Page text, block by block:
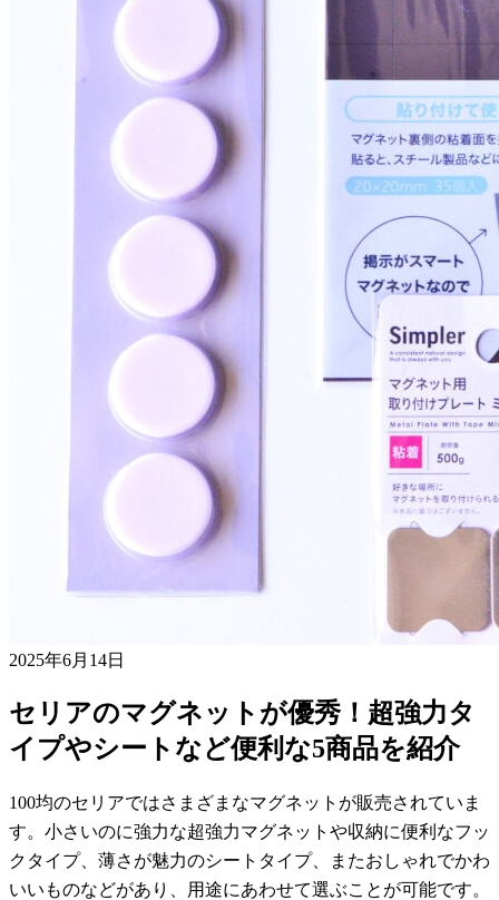
2025年6月14日
セリアのマグネットが優秀！超強力タ
イプやシートなど便利な5商品を紹介
100均のセリアではさまざまなマグネットが販売されていま
す。小さいのに強力な超強力マグネットや収納に便利なフッ
クタイプ、薄さが魅力のシートタイプ、またおしゃれでかわ
いいものなどがあり、用途にあわせて選ぶことが可能です。